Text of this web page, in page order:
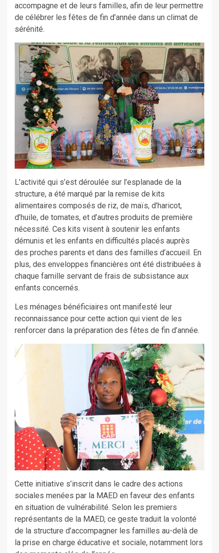
accompagne et de leurs familles, afin de leur permettre
de célébrer les fêtes de fin d’année dans un climat de
sérénité.
L’activité qui s’est déroulée sur l’esplanade de la
structure, a été marqué par la remise de kits
alimentaires composés de riz, de maïs, d’haricot,
d’huile, de tomates, et d’autres produits de première
nécessité. Ces kits visent à soutenir les enfants
démunis et les enfants en difficultés placés auprès
des proches parents et dans des familles d’accueil. En
plus, des enveloppes financières ont été distribuées à
chaque famille servant de frais de subsistance aux
enfants concernés.
Les ménages bénéficiaires ont manifesté leur
reconnaissance pour cette action qui vient de les
renforcer dans la préparation des fêtes de fin d’année.
Cette initiative s’inscrit dans le cadre des actions
sociales menées par la MAED en faveur des enfants
en situation de vulnérabilité. Selon les premiers
représentants de la MAED, ce geste traduit la volonté
de la structure d’accompagner les familles au-delà de
la prise en charge éducative et sociale, notamment lors